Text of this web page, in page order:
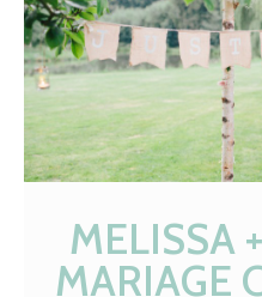
MELISSA
MARIAGE